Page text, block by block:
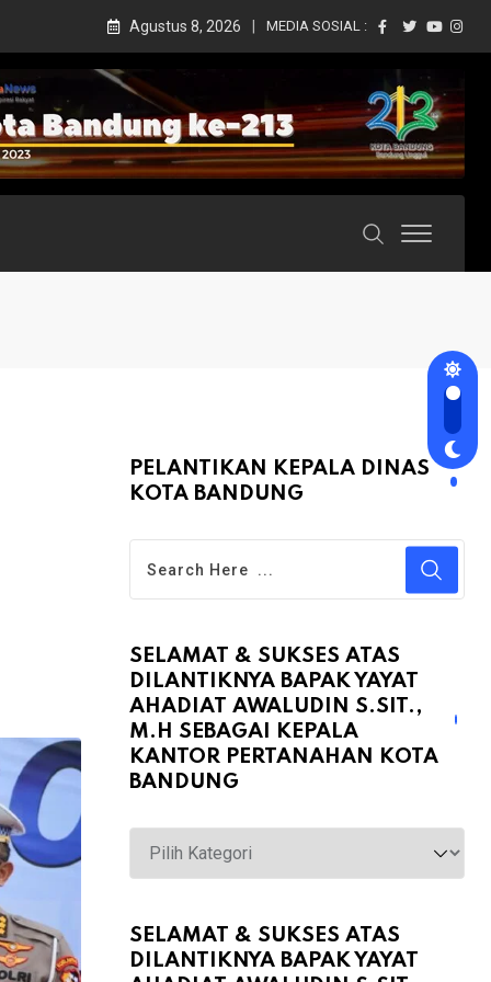
Agustus 8, 2026 MEDIA SOSIAL :
PELANTIKAN KEPALA DINAS
KOTA BANDUNG
SELAMAT & SUKSES ATAS
DILANTIKNYA BAPAK YAYAT
AHADIAT AWALUDIN S.SIT.,
M.H SEBAGAI KEPALA
KANTOR PERTANAHAN KOTA
BANDUNG
Selamat
&
atas
Dilantiknya
SELAMAT & SUKSES ATAS
DILANTIKNYA BAPAK YAYAT